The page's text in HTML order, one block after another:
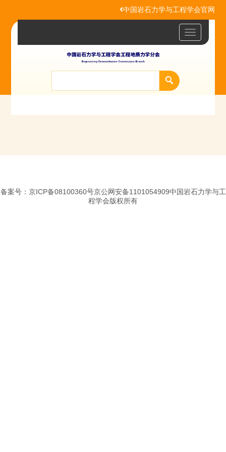
中国岩石力学与工程学会官网
Toggle
备案号：京ICP备08100360号京公网安备1101054909中国岩石力学与工
程学会版权所有